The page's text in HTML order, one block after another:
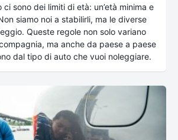
sono dei limiti di età: un’età minima e
siamo noi a stabilirli, ma le diverse
Queste regole non solo variano
ma anche da paese a paese
dal tipo di auto che vuoi noleggiare.